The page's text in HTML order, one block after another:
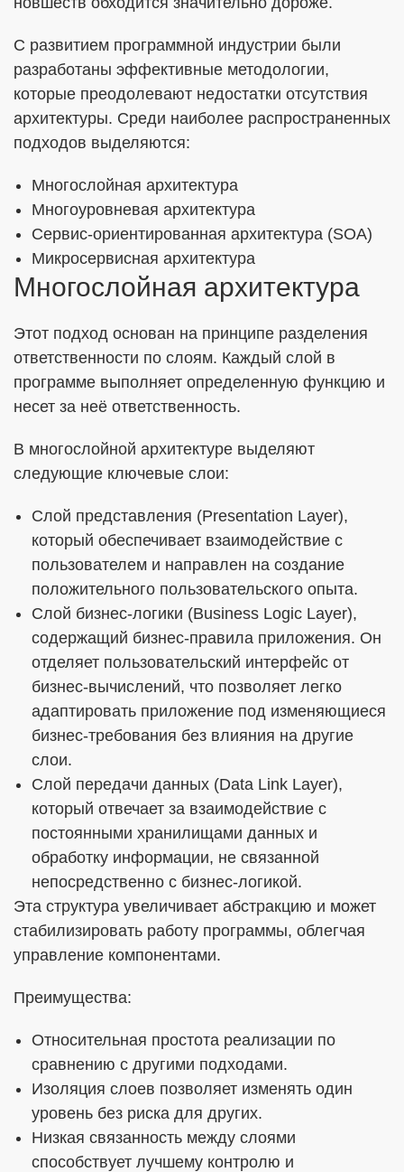
С развитием программной индустрии были
разработаны эффективные методологии,
которые преодолевают недостатки отсутствия
архитектуры. Среди наиболее распространенных
подходов выделяются:
Многослойная архитектура
Многоуровневая архитектура
Сервис-ориентированная архитектура (SOA)
Микросервисная архитектура
Многослойная архитектура
Этот подход основан на принципе разделения
ответственности по слоям. Каждый слой в
программе выполняет определенную функцию и
несет за неё ответственность.
В многослойной архитектуре выделяют
следующие ключевые слои:
Слой представления (Presentation Layer),
который обеспечивает взаимодействие с
пользователем и направлен на создание
положительного пользовательского опыта.
Слой бизнес-логики (Business Logic Layer),
содержащий бизнес-правила приложения. Он
отделяет пользовательский интерфейс от
бизнес-вычислений, что позволяет легко
адаптировать приложение под изменяющиеся
бизнес-требования без влияния на другие
слои.
Слой передачи данных (Data Link Layer),
который отвечает за взаимодействие с
постоянными хранилищами данных и
обработку информации, не связанной
непосредственно с бизнес-логикой.
Эта структура увеличивает абстракцию и может
стабилизировать работу программы, облегчая
управление компонентами.
Преимущества:
Относительная простота реализации по
сравнению с другими подходами.
Изоляция слоев позволяет изменять один
уровень без риска для других.
Низкая связанность между слоями
способствует лучшему контролю и